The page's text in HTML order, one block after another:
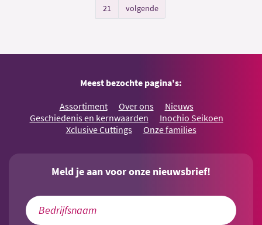
21
volgende
Meest bezochte pagina's:
Assortiment Over ons
Nieuws
Geschiedenis en kernwaarden
Inochio Seikoen
Xclusive Cuttings
Onze families
Meld je aan voor onze nieuwsbrief!